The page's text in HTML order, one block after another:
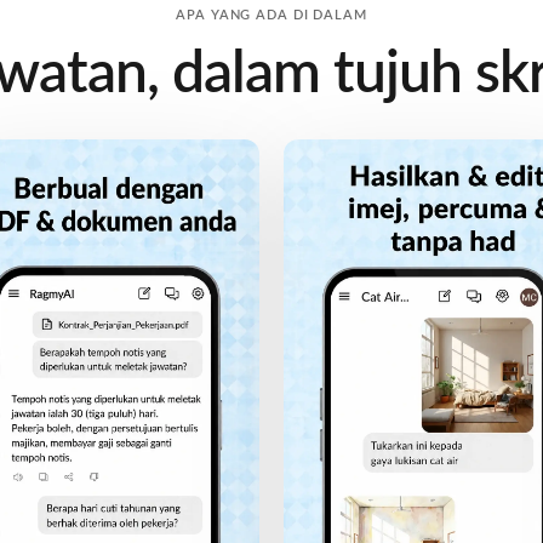
APA YANG ADA DI DALAM
dalam tujuh